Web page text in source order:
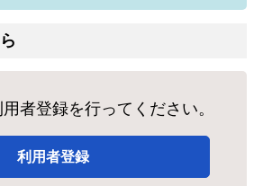
者登録を行ってください。
利用者登録